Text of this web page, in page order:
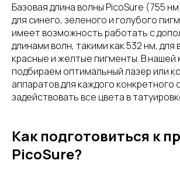
Базовая длина волны PicoSure (755
для синего, зеленого и голубого
имеет возможность работать с
длинами волн, такими как 532 нм, для
красные и желтые пигменты. В нашей
подбираем оптимальный лазер или
аппаратов для каждого конкретного
задействовать все цвета в
Как подготовиться к
PicoSure?